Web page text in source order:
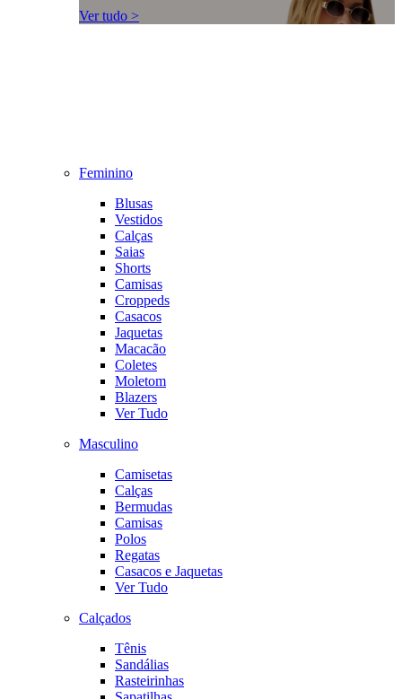
Ver tudo >
Feminino
Blusas
Vestidos
Calças
Saias
Shorts
Camisas
Croppeds
Casacos
Jaquetas
Macacão
Coletes
Moletom
Blazers
Ver Tudo
Masculino
Camisetas
Calças
Bermudas
Camisas
Polos
Regatas
Casacos e Jaquetas
Ver Tudo
Calçados
Tênis
Sandálias
Rasteirinhas